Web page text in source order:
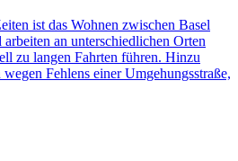
ist das Wohnen zwischen Basel
an unterschiedlichen Orten
zu langen Fahrten führen. Hinzu
Fehlens einer Umgehungsstraße,